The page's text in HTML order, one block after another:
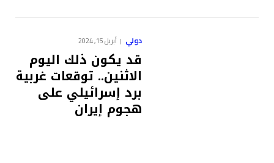
دولي أبريل 15, 2024
قد يكون ذلك اليوم
الاثنين.. توقعات غربية
برد إسرائيلي على
هجوم إيران